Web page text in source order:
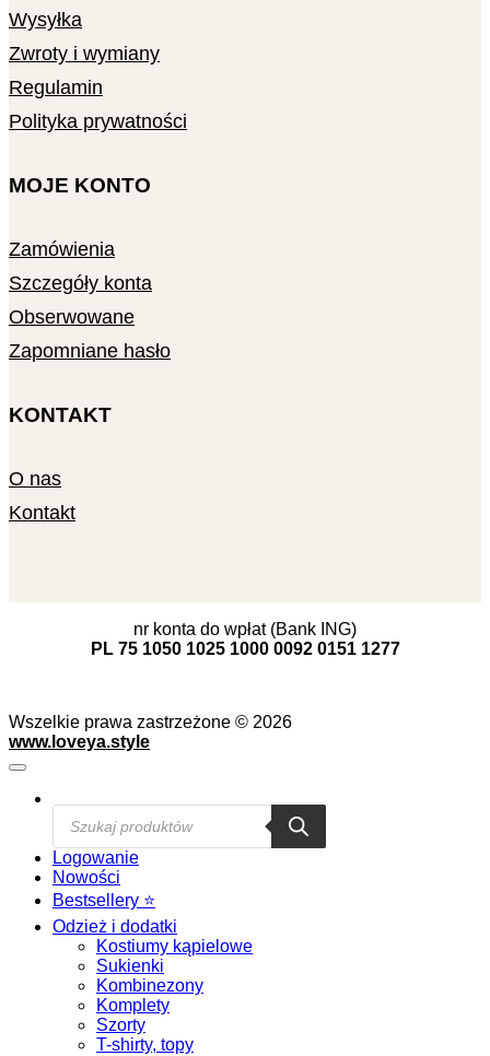
Wysyłka
Zwroty i wymiany
Regulamin
Polityka prywatności
MOJE KONTO
Zamówienia
Szczegóły konta
Obserwowane
Zapomniane hasło
KONTAKT
O nas
Kontakt
nr konta do wpłat (Bank ING)
PL 75 1050 1025 1000 0092 0151 1277
Wszelkie prawa zastrzeżone © 2026
www.loveya.style
Wyszukiwarka
produktów
Logowanie
Nowości
Bestsellery ⭐️
Odzież i dodatki
Kostiumy kąpielowe
Sukienki
Kombinezony
Komplety
Szorty
T-shirty, topy